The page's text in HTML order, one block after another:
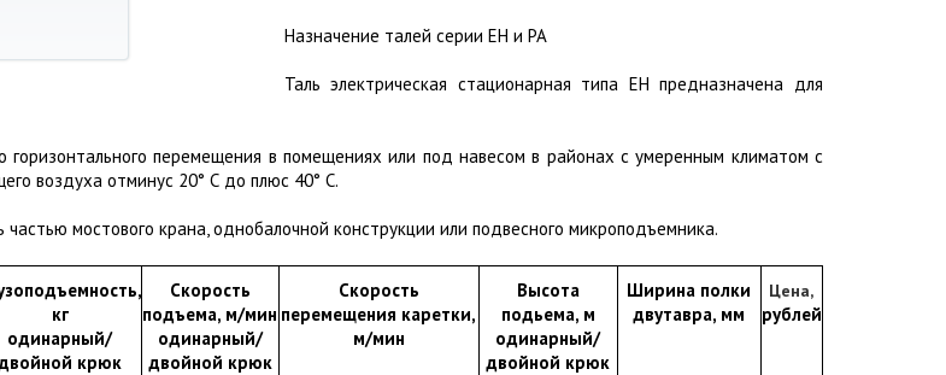
Назначение талей серии EH и РА
Таль электрическая стационарная типа EH предназначена для
горизонтального перемещения в помещениях или под навесом в районах с умеренным климатом с
воздуха отминус 20° С до плюс 40° С.
мостового крана, однобалочной конструкции или подвесного микроподъемника.
кг
одинарный/
крюк
Скорость
подъема, м/мин
одинарный/
двойной крюк
Скорость
перемещения каретки,
м/мин
Высота
подьема, м
одинарный/
двойной крюк
Ширина полки
двутавра, мм
Цена,
рублей